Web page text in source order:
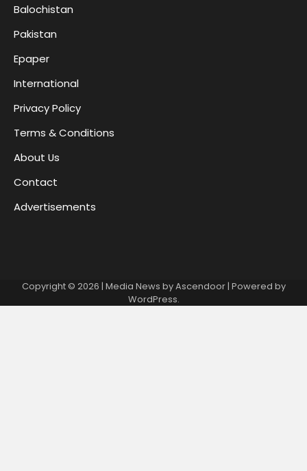
Balochistan
Pakistan
Epaper
International
Privacy Policy
Terms & Conditions
About Us
Contact
Advertisements
Copyright © 2026 | Media News byAscendoor| Powered by
WordPress.